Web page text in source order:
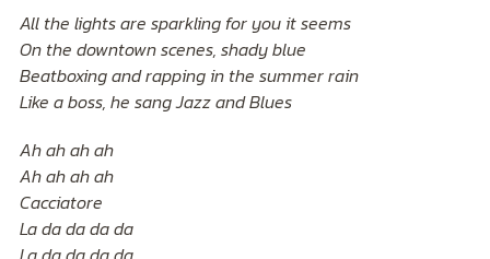
All the lights are sparkling for you it seems
On the downtown scenes, shady blue
Beatboxing and rapping in the summer rain
Like a boss, he sang Jazz and Blues
Ah ah ah ah
Ah ah ah ah
Cacciatore
La da da da da